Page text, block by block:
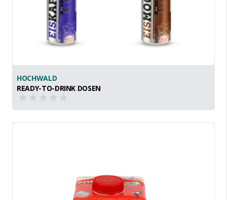
HOCHWALD
READY-TO-DRINK DOSEN